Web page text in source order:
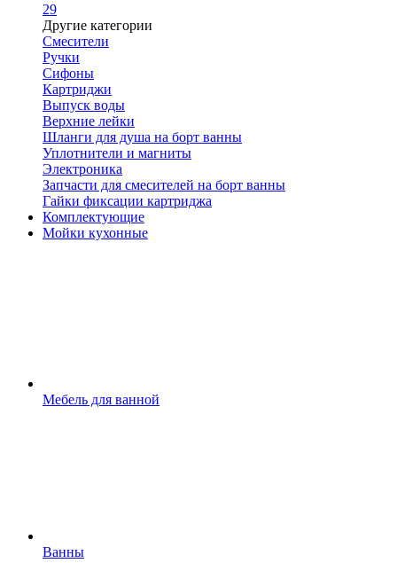
29
Другие категории
Смесители
Ручки
Сифоны
Картриджи
Выпуск воды
Верхние лейки
Шланги для душа на борт ванны
Уплотнители и магниты
Электроника
Запчасти для смесителей на борт ванны
Гайки фиксации картриджа
Комплектующие
Мойки кухонные
Мебель для ванной
Ванны